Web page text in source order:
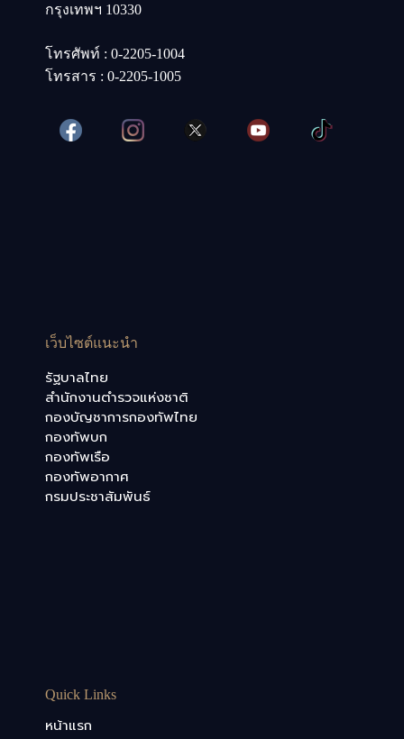
กรุงเทพฯ 10330
โทรศัพท์ : 0-2205-1004
โทรสาร : 0-2205-1005
เว็บไซต์แนะนำ
รัฐบาลไทย
สำนักงานตำรวจแห่งชาติ
กองบัญชาการกองทัพไทย
กองทัพบก
กองทัพเรือ
กองทัพอากาศ
กรมประชาสัมพันธ์
Quick Links
หน้าแรก